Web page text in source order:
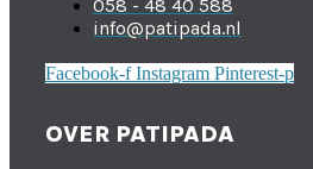
058 - 48 40 588
info@patipada.nl
Facebook-f Instagram Pinterest-p
OVER PATIPADA